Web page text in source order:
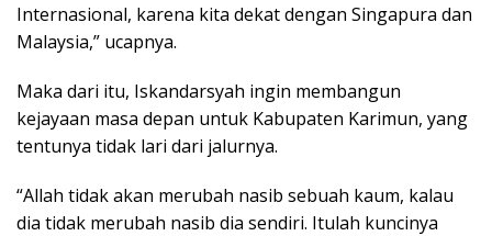
Internasional, karena kita dekat dengan Singapura dan
Malaysia,” ucapnya.
Maka dari itu, Iskandarsyah ingin membangun
kejayaan masa depan untuk Kabupaten Karimun, yang
tentunya tidak lari dari jalurnya.
“Allah tidak akan merubah nasib sebuah kaum, kalau
dia tidak merubah nasib dia sendiri. Itulah kuncinya